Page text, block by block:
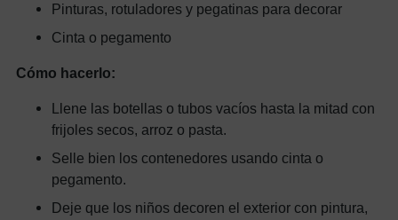
Pinturas, rotuladores y pegatinas para decorar
Cinta o pegamento
Cómo hacerlo:
Llene las botellas o tubos vacíos hasta la mitad con
frijoles secos, arroz o pasta.
Selle bien los contenedores usando cinta o
pegamento.
Deje que los niños decoren el exterior con pintura,